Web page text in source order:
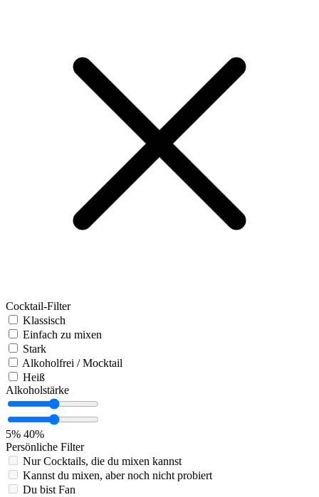
Cocktail-Filter
Klassisch
Einfach zu mixen
Stark
Alkoholfrei / Mocktail
Heiß
Alkoholstärke
5% 40%
Persönliche Filter
Nur Cocktails, die du mixen kannst
Kannst du mixen, aber noch nicht probiert
Du bist Fan